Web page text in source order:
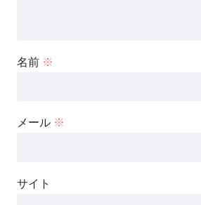
名前 ※
メール ※
サイト